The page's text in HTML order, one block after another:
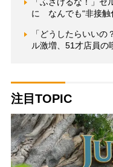
「ふざけるな！」
に なんでも“非接触
「どうしたらいい
ル激増、51才店員の
注目TOPIC